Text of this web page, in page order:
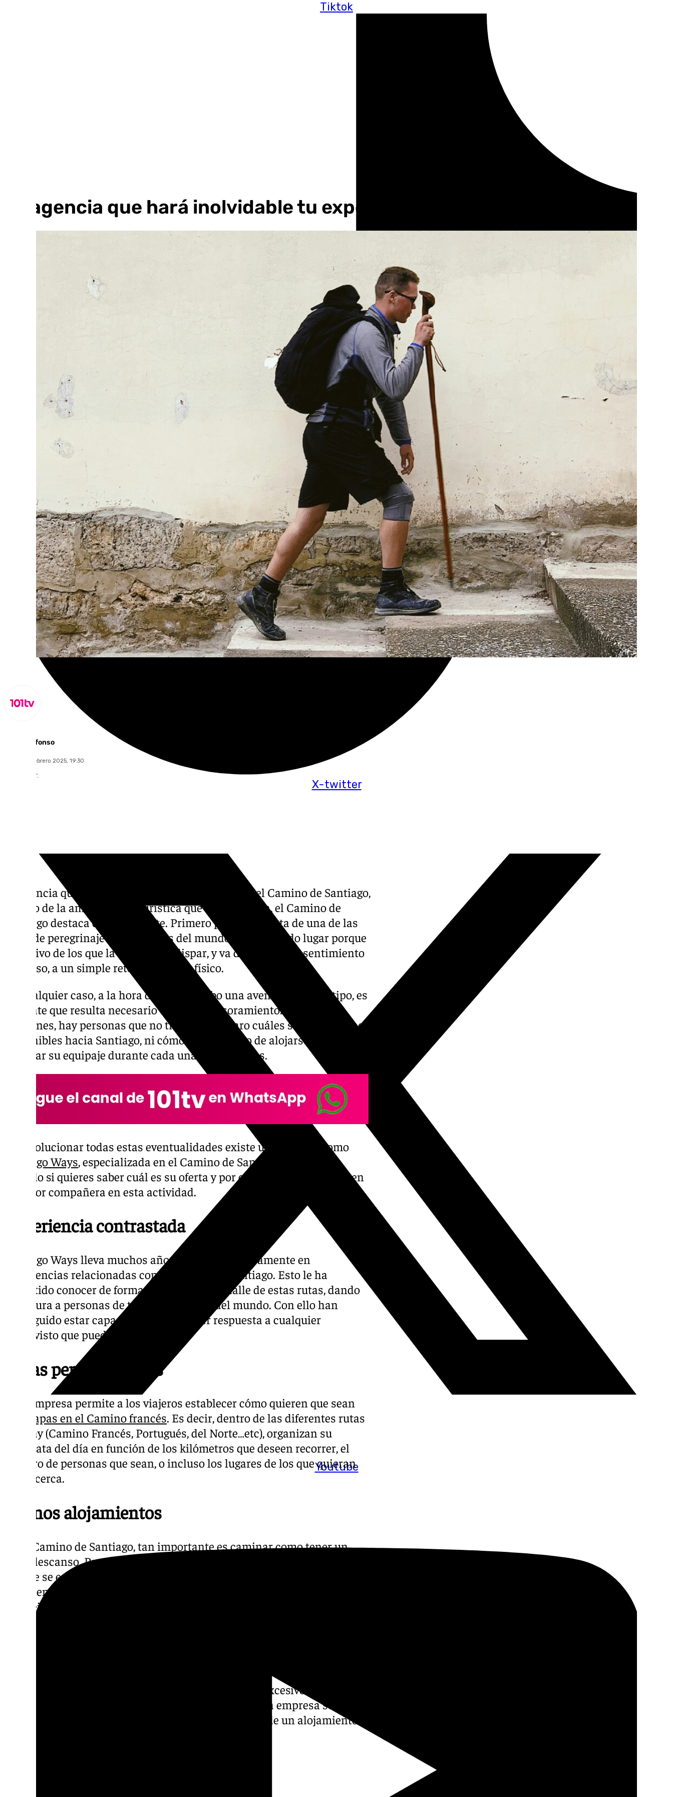
Tiktok
X-twitter
Youtube
La agencia que hará inolvidable tu experiencia en el Camino de Santiago
Miguel Alfonso
jueves, 13 febrero 2025, 19:30
Compartir:
La agencia que hará inolvidable tu experiencia en el Camino de Santiago,
Dentro de la amplia oferta turística que tiene España, el Camino de
Santiago destaca especialmente. Primero porque se trata de una de las
rutas de peregrinaje más icónicas del mundo, y en segundo lugar porque
el motivo de los que la realizan es dispar, y va desde el puro sentimiento
religioso, a un simple reto de carácter físico.
En cualquier caso, a la hora de llevar a cabo una aventura de este tipo, es
evidente que resulta necesario tener un asesoramiento. En muchas
ocasiones, hay personas que no tienen muy claro cuáles son los caminos
disponibles hacia Santiago, ni cómo es el proceso de alojarse, comer o
manejar su equipaje durante cada una de las etapas.
Para solucionar todas estas eventualidades existe una agencia como
Santiago Ways, especializada en el Camino de Santiago. Continúa
leyendo si quieres saber cuál es su oferta y por qué puede convertirse en
tu mejor compañera en esta actividad.
Experiencia contrastada
Santiago Ways lleva muchos años trabajando únicamente en
experiencias relacionadas con el Camino de Santiago. Esto le ha
permitido conocer de forma perfecta cada detalle de estas rutas, dando
cobertura a personas de todos los lugares del mundo. Con ello han
conseguido estar capacitados para ofrcer respuesta a cualquier
imprevisto que pueda ocurrir.
Rutas personalizadas
Esta empresa permite a los viajeros establecer cómo quieren que sean
etapas en el Camino francés. Es decir, dentro de las diferentes rutas
que hay (Camino Francés, Portugués, del Norte…etc), organizan su
caminata del día en función de los kilómetros que deseen recorrer, el
número de personas que sean, o incluso los lugares de los que quieran
pasar cerca.
Buenos alojamientos
En el Camino de Santiago, tan importante es caminar como tener un
buen descanso. Para conseguirlo, es necesario acceder a alojamientos en
los que se encuentre la comodidad necesaria. Santiago Ways presenta a
sus clientes una serie de hoteles, casas rurales y hostales donde tendrán
las mejores condiciones, tanto si quieren dormir de forma individual,
Punto muy importante, ya que caminar sin un peso excesivo en la
espalda puede hacer la ruta mucho más agradable. La empresa se
encarga de transportar el equipaje de los peregrinos de un alojamiento a